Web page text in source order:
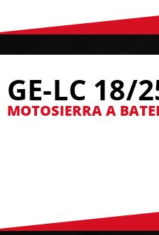
GE-LC 18/
MOTOSIERRA A